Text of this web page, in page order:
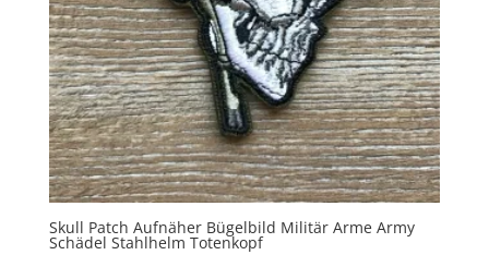
Skull Patch Aufnäher Bügelbild Militär Arme Army
Schädel Stahlhelm Totenkopf